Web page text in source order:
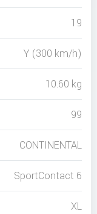
19
Y (300 km/h)
10.60 kg
99
CONTINENTAL
SportContact 6
XL